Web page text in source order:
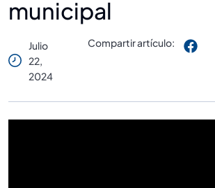
municipal
Julio
22,
2024
Compartir artículo: